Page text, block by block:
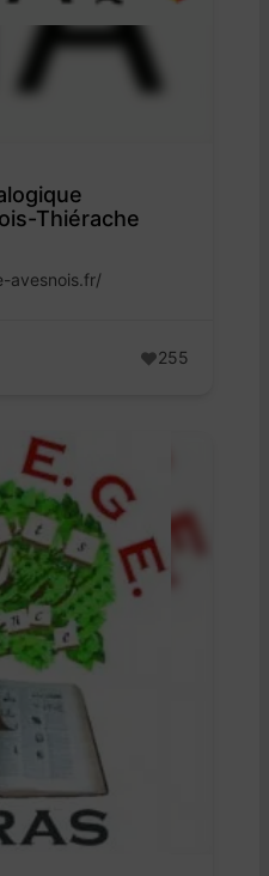
Thiérache
avesnois.fr/
255